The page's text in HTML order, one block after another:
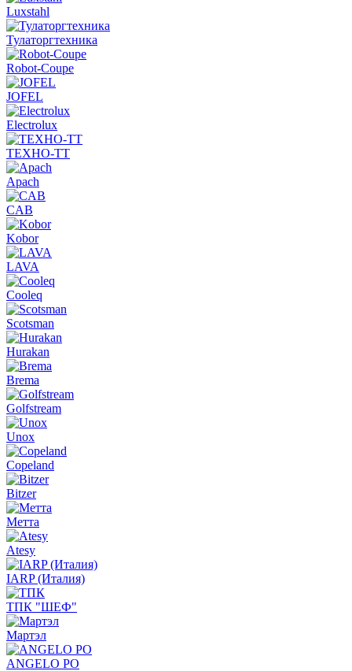
Luxstahl
Тулаторгтехника
Robot-Coupe
JOFEL
Electrolux
ТЕХНО-ТТ
Apach
CAB
Kobor
LAVA
Cooleq
Scotsman
Hurakan
Brema
Golfstream
Unox
Copeland
Bitzer
Метта
Atesy
IARP (Италия)
ТПК "ШЕФ"
Мартэл
ANGELO PO